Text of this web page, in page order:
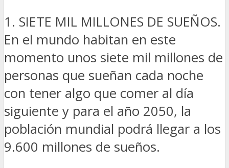
1. SIETE MIL MILLONES DE SUEÑOS.
En el mundo habitan en este
momento unos siete mil millones de
personas que sueñan cada noche
con tener algo que comer al día
siguiente y para el año 2050, la
población mundial podrá llegar a los
9.600 millones de sueños.